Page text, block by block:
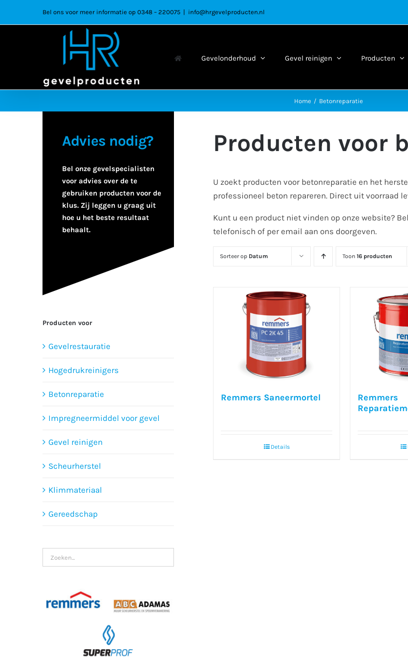
Bel ons voor meer informatie op 0348 – 220075 | info@hrgevelproducten.nl
Gevelonderhoud Gevel reinigen Producten
Home Betonreparatie
Producten voor
U zoekt producten voor betonreparatie en het
professioneel beton repareren. Direct uit voorraad
Kunt u een product niet vinden op onze website?
telefonisch of per email aan ons doorgeven.
Sorteer op Datum Toon16 producten
Remmers Saneermortel
Details
Remmers
Advies nodig?
Bel onze gevelspecialisten
voor advies over de te
gebruiken producten voor de
klus. Zij leggen u graag uit
hoe u het beste resultaat
behaalt.
Producten voor
Gevelrestauratie
Hogedrukreinigers
Betonreparatie
Impregneermiddel voor gevel
Gevel reinigen
Scheurherstel
Klimmateriaal
Gereedschap